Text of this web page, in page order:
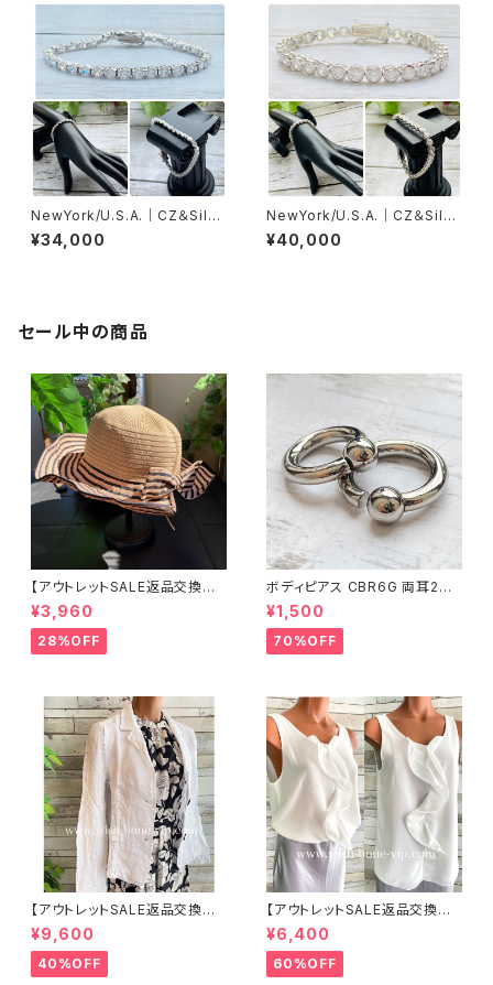
NewYork/U.S.A.｜CZ＆Silve
r925ブレスレット(J) キュービッ
クジルコニア&シルバー925ブレ
¥34,000
NewYork/U.S.A.｜CZ＆Silve
r925ブレスレット(K) キュービッ
クジルコニア&シルバー925ブレ
¥40,000
セール中の商品
【アウトレットSALE返品交換不
可8/20まで】つば広サマーハッ
ト・通気性・軽量 ワイヤー入りハ
ット ボーダー＆BIGリボン・女優
帽 UV/紫外線対策 レディースハ
¥3,960
28%OFF
ボディピアス CBR6G 両耳2個
セット 1ボール ネジ式 簡単脱着
サージカルステンレス NY直輸
入
¥1,500
70%OFF
【アウトレットSALE返品交換不
可8/20まで】イタリア製サマー
ジャケット｜Made in ITALY｜
リネン麻 飾りエリ ジャケット/ホ
ワイト
¥9,600
40%OFF
【アウトレットSALE返品交換不
可8/20まで】イタリア製 CASA
DEILUCA ITALY｜前フリル＆B
IGフリルトップス /ホワイト
¥6,400
60%OFF